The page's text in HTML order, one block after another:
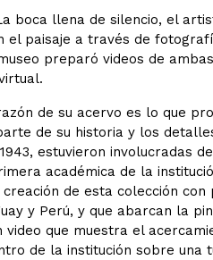
boca llena de silencio, el
el paisaje a través de
preparó videos de
de su acervo es lo que
de su historia y los
estuvieron involucradas
académica de la
de esta colección con
y Perú, y que abarcan la
video que muestra el
de la institución sobre una